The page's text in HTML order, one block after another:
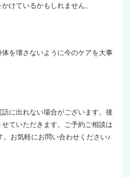
けているかもしれません。
を壊さないように今のケアを大事
に出れない場合がございます。後
ていただきます。ご予約ご相談は
。お気軽にお問い合わせください♪